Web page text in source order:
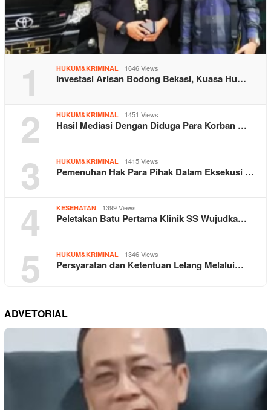
1 HUKUM&KRIMINAL 1646 Views
Investasi Arisan Bodong Bekasi, Kuasa Hu…
2 HUKUM&KRIMINAL 1451 Views
Hasil Mediasi Dengan Diduga Para Korban …
3 HUKUM&KRIMINAL 1415 Views
Pemenuhan Hak Para Pihak Dalam Eksekusi …
4 KESEHATAN 1399 Views
Peletakan Batu Pertama Klinik SS Wujudka…
5 HUKUM&KRIMINAL 1346 Views
Persyaratan dan Ketentuan Lelang Melalui…
ADVETORIAL